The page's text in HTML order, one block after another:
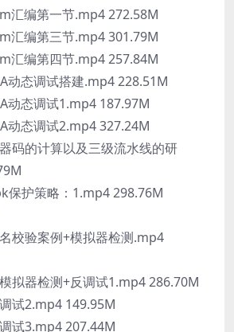
汇编第一节.mp4 272.58M
汇编第三节.mp4 301.79M
汇编第四节.mp4 257.84M
态调试搭建.mp4 228.51M
态调试1.mp4 187.97M
态调试2.mp4 327.24M
码的计算以及三级流水线的研
护策略：1.mp4 298.76M
校验案例+模拟器检测.mp4
拟器检测+反调试1.mp4 286.70M
试2.mp4 149.95M
试3.mp4 207.44M